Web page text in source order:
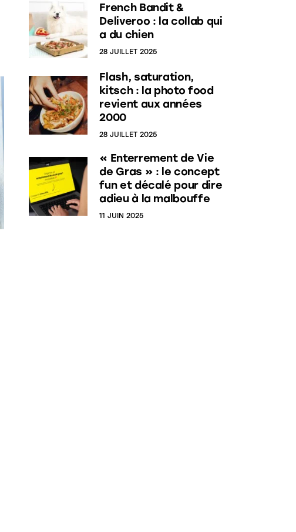
French Bandit &
Deliveroo : la collab qui
a du chien
28 JUILLET 2025
Flash, saturation,
kitsch : la photo food
revient aux années
2000
28 JUILLET 2025
« Enterrement de Vie
de Gras » : le concept
fun et décalé pour dire
adieu à la malbouffe
11 JUIN 2025